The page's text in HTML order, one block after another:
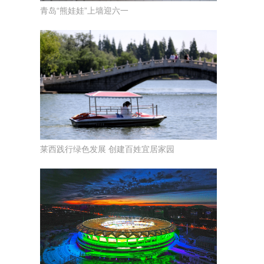
青岛“熊娃娃”上墙迎六一
莱西践行绿色发展 创建百姓宜居家园